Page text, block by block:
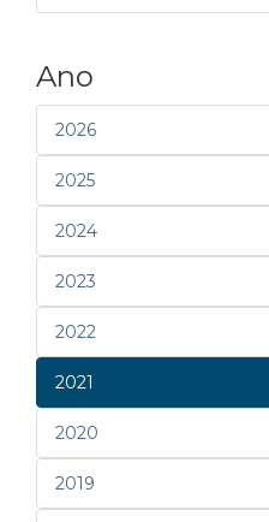
Ano
2026
2025
2024
2023
2022
2021
2020
2019